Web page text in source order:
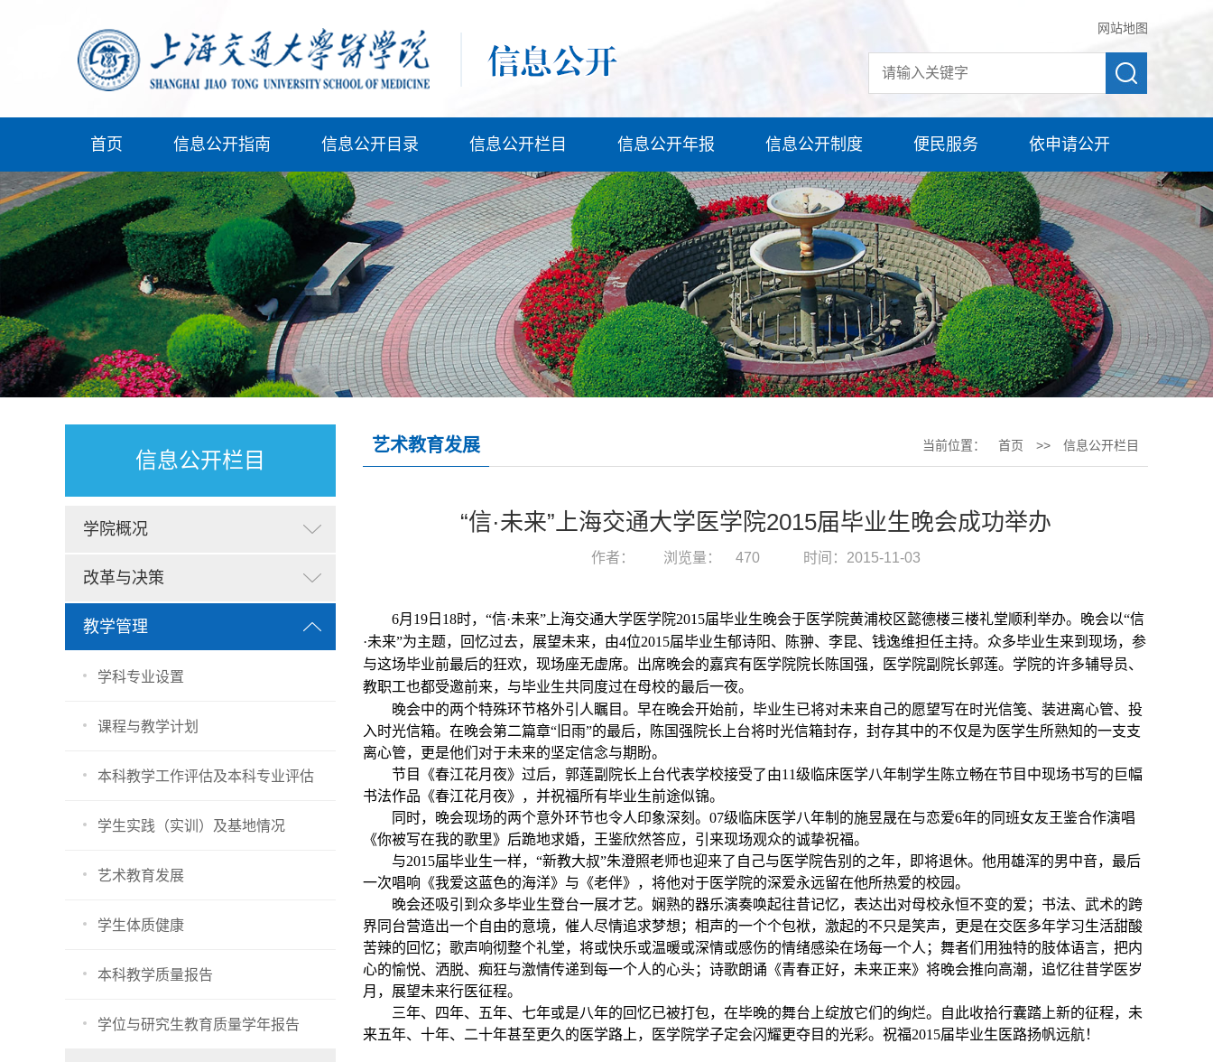
网站地图
首页 信息公开指南 信息公开目录 信息公开栏目 信息公开年报 信息公开制度 便民服务 依申请公开
信息公开栏目
学院概况
改革与决策
教学管理
学科专业设置
课程与教学计划
本科教学工作评估及本科专业评估
学生实践（实训）及基地情况
艺术教育发展
学生体质健康
本科教学质量报告
学位与研究生教育质量学年报告
艺术教育发展 当前位置： 首页 >> 信息公开栏目
“信·未来”上海交通大学医学院2015届毕业生晚会成功举办
作者： 浏览量： 470 时间：2015-11-03
6月19日18时，“信·未来”上海交通大学医学院2015届毕业生晚会于医学院黄浦校区懿德楼三楼礼堂顺利 举办。晚会以“信
·未来”为主题，
回忆过去，展望未来，由4位2015届毕业生郁诗阳、陈翀、李昆、钱逸维担任主持。众多毕业生来到现场，参
与这场毕业前最后的狂欢，现场座无虚席。出席晚会的嘉宾有医学院院长陈国强，医学院副院长郭莲。学院的许多辅导员、
教职工也都受邀前来，与毕业生共同度过在母校的最后一夜。
晚会中的两个特殊环节格外引人瞩目。早在晚会开始前，毕业生已将对未来自己的愿望写在时光信笺、装进离心管、投
入时光信箱。在晚会第二篇章“旧雨”的最后，陈国强院长上台将时光信箱封存，封存其中的不仅是为医学生所熟知的一支支
离心管，更是他们对于未来的坚定信念与期盼。
节目《春江花月夜》过后，郭莲副院长上台代表学校接受了由11级临床医学八年制学生陈立畅在节目中现场书写的巨幅
书法作品《春江花月夜》，并祝福所有毕业生前途似锦。
同时，晚会现场的两个意外环节也令人印象深刻。07级临床医学八年制的施昱晟在与恋爱6年的同班女友王鉴合作演唱
《你被写在我的歌里》后跪地求婚，王鉴欣然答应，引来现场观众的诚挚祝福。
与2015届毕业生一样，“新教大叔”朱澄照老师也迎来了自己与医学院告别的之年，即将退休。他用雄浑的男中音，最后
一次唱响《我爱这蓝色的海洋》与《老伴》，将他对于医学院的深爱永远留在他所热爱的校园。
晚会还吸引到 众多毕业生登台一展才艺。娴熟的器乐演奏唤起往昔记忆，表达出对母校永恒不变的爱；书法、武术的跨
界同台营造出一个自由的意境，催人尽情追求梦想；相声的一个个包袱，激起的不只是笑声，更是在交医多年学习生活甜酸
苦辣的回忆；歌声响彻整个礼堂，将或快乐或温暖或深情或感伤的情绪感染在场每一个人；舞者们用独特的肢体语言，把内
心的愉悦、洒脱、痴狂与激情传递到每一个人的心头；诗歌朗诵《青春正好，未来正来》将晚会推向高潮， 追忆往昔学医岁
月，展望未来行医征程。
三年、四年、五年、七年或是八年的回忆已被打包，在毕晚的舞台上绽放它们的绚烂。自此收拾行囊踏上新的征程，未
来五年、十年、二十年甚至更久的医学路上，医学院学子定会闪耀更夺目的光彩。祝福2015届毕业生医路扬帆远航！